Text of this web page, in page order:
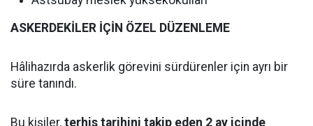
ASKERDEKİLER İÇİN ÖZEL DÜZENLEME
Hâlihazırda askerlik görevini sürdürenler için ayrı bir
süre tanındı.
Bu kişiler, terhis tarihini takip eden 2 ay içinde